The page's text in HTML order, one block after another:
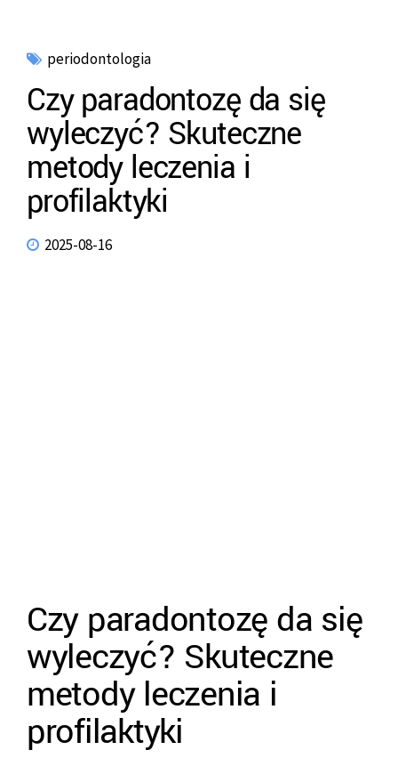
periodontologia
Czy paradontozę da się
wyleczyć? Skuteczne
metody leczenia i
profilaktyki
2025-08-16
Czy paradontozę da się
wyleczyć? Skuteczne
metody leczenia i
profilaktyki